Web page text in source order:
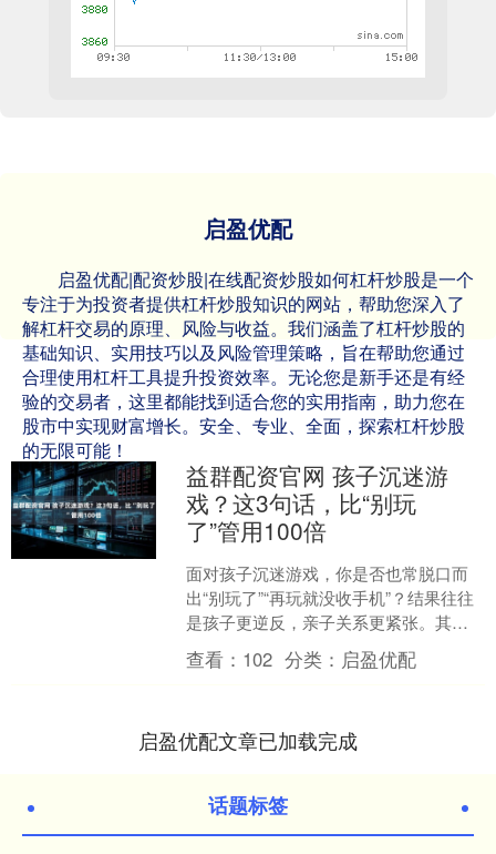
启盈优配
启盈优配|配资炒股|在线配资炒股如何杠杆炒股是一个
专注于为投资者提供杠杆炒股知识的网站，帮助您深入了
解杠杆交易的原理、风险与收益。我们涵盖了杠杆炒股的
基础知识、实用技巧以及风险管理策略，旨在帮助您通过
合理使用杠杆工具提升投资效率。无论您是新手还是有经
验的交易者，这里都能找到适合您的实用指南，助力您在
股市中实现财富增长。安全、专业、全面，探索杠杆炒股
的无限可能！
益群配资官网 孩子沉迷游
戏？这3句话，比“别玩
了”管用100倍
面对孩子沉迷游戏，你是否也常脱口而
出“别玩了”“再玩就没收手机”？结果往往
是孩子更逆反，亲子关系更紧张。其
实，与其硬碰硬，不如换种沟通方式
——用3句富有智慧的话....
查看： 102 分类： 启盈优配
启盈优配文章已加载完成
话题标签